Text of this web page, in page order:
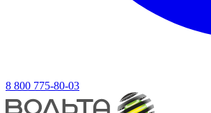
8 800 775-80-03